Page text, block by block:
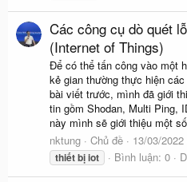
Các công cụ dò quét
(Internet of Things)
Để có thể tấn công vào một
kẻ gian thường thực hiện
bài viết trước, mình đã giới
tin gồm Shodan, Multi Ping,
này mình sẽ giới thiệu một
nktung
Chủ đề 13/03/2022
thiếtbịiot Bình luận: 0